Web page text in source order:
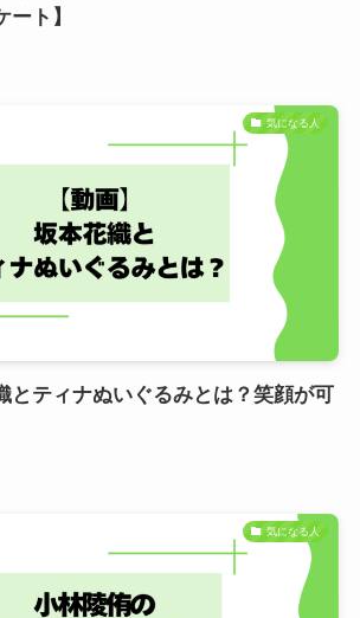
ート】
気になる人
とティナぬいぐるみとは？笑顔が可
気になる人